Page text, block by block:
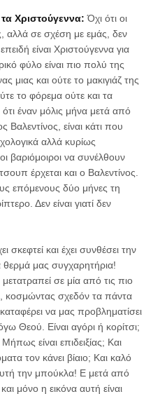
Χριστούγεννα: Όχι ότι οι
αλλά σε σχέση με εμάς, δεν
είναι Χριστούγεννα για
φύλο είναι πιο πολύ της
μιας και ούτε το μακιγιάζ της
το φόρεμα ούτε και τα
έναν μόλις μήνα μετά από
Βαλεντίνος, είναι κάτι που
αλλά κυρίως
βαριόμοιροι να συνέλθουν
έρχεται και ο Βαλεντίνος.
επόμενους δύο μήνες τη
Δεν είναι γιατί δεν
σκεφτεί και έχει συνθέσει την
μας συγχαρητήρια!
μετατραπεί σε μία από τις πιο
κοσμώντας σχεδόν τα πάντα
να μας προβληματίσει
Θεού. Είναι αγόρι ή κορίτσι;
είναι επιδειξίας; Και
τον κάνει βίαιο; Και καλό
την μπούκλα! Ε μετά από
μόνο η εικόνα αυτή είναι